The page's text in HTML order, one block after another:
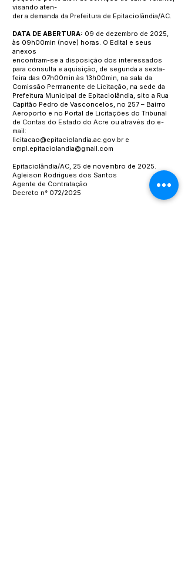
visando aten-
der a demanda da Prefeitura de Epitaciolândia/AC.
DATA DE ABERTURA: 09 de dezembro de 2025,
às 09h00min (nove) horas. O Edital e seus
anexos
encontram-se a disposição dos interessados
para consulta e aquisição, de segunda a sexta-
feira das 07h00min às 13h00min, na sala da
Comissão Permanente de Licitação, na sede da
Prefeitura Municipal de Epitaciolândia, sito a Rua
Capitão Pedro de Vasconcelos, no 257 – Bairro
Aeroporto e no Portal de Licitações do Tribunal
de Contas do Estado do Acre ou através do e-
mail:
licitacao@epitaciolandia.ac.gov.br e
cmpl.epitaciolandia@gmail.com
Epitaciolândia/AC, 25 de novembro de 2025.
Agleison Rodrigues dos Santos
Agente de Contratação
Decreto n° 072/2025